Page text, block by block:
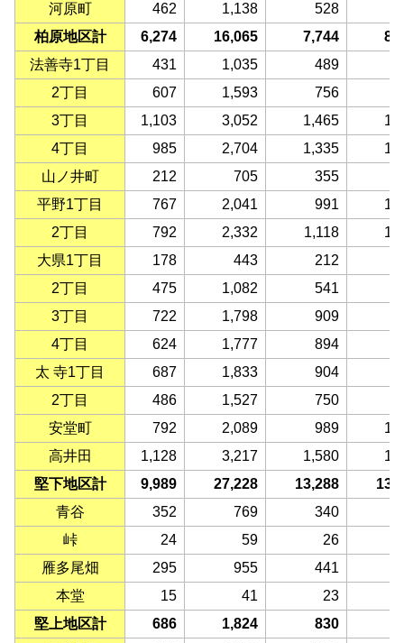
河原町
462 1,138 528
柏原地区計
6,274 16,065 7,744
法善寺1丁目
431 1,035 489
2丁目
607 1,593 756
3丁目
1,103 3,052 1,465
4丁目
985 2,704 1,335
山ノ井町
212 705 355
平野1丁目
767 2,041 991
2丁目
792 2,332 1,118
大県1丁目
178 443 212
2丁目
475 1,082 541
3丁目
722 1,798 909
4丁目
624 1,777 894
太 寺1丁目
687 1,833 904
2丁目
486 1,527 750
安堂町
792 2,089 989
高井田
1,128 3,217 1,580
堅下地区計
9,989 27,228 13,288
青谷
352 769 340
峠
24 59
26
雁多尾畑
295 955 441
本堂
15 41
23
堅上地区計
686 1,824 830